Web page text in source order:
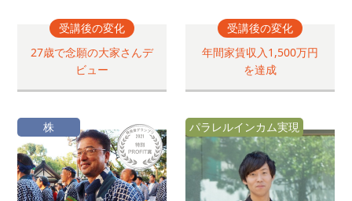
受講後の変化
27歳で念願の大家さんデ
ビュー
受講後の変化
年間家賃収入1,500万円
を達成
株 パラレルインカム実現